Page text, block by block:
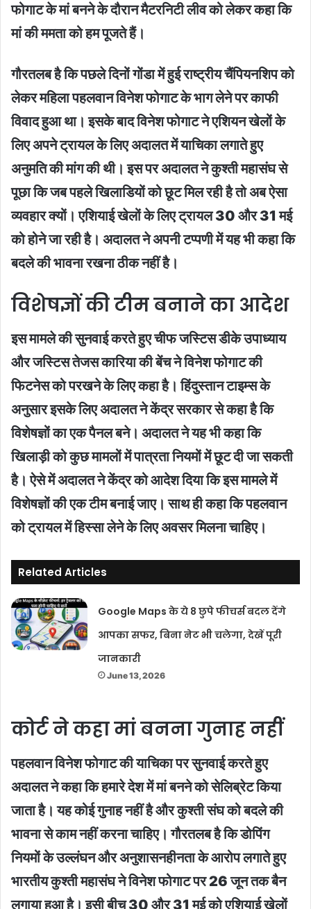
फोगाट के मां बनने के दौरान मैटरनिटी लीव को लेकर कहा कि
मां की ममता को हम पूजते हैं।
गौरतलब है कि पछले दिनों गोंडा में हुई राष्ट्रीय चैंपियनशिप को
लेकर महिला पहलवान विनेश फोगाट के भाग लेने पर काफी
विवाद हुआ था। इसके बाद विनेश फोगाट ने एशियन खेलों के
लिए अपने ट्रायल के लिए अदालत में याचिका लगाते हुए
अनुमति की मांग की थी। इस पर अदालत ने कुश्ती महासंघ से
पूछा कि जब पहले खिलाडियों को छूट मिल रही है तो अब ऐसा
व्यवहार क्यों। एशियाई खेलों के लिए ट्रायल 30 और 31 मई
को होने जा रही है। अदालत ने अपनी टप्पणी में यह भी कहा कि
बदले की भावना रखना ठीक नहीं है।
विशेषज्ञों की टीम बनाने का आदेश
इस मामले की सुनवाई करते हुए चीफ जस्टिस डीके उपाध्याय
और जस्टिस तेजस कारिया की बेंच ने विनेश फोगाट की
फिटनेस को परखने के लिए कहा है। हिंदुस्तान टाइम्स के
अनुसार इसके लिए अदालत ने केंद्र सरकार से कहा है कि
विशेषज्ञों का एक पैनल बने। अदालत ने यह भी कहा कि
खिलाड़ी को कुछ मामलों में पात्रता नियमों में छूट दी जा सकती
है। ऐसे में अदालत ने केंद्र को आदेश दिया कि इस मामले में
विशेषज्ञों की एक टीम बनाई जाए। साथ ही कहा कि पहलवान
को ट्रायल में हिस्सा लेने के लिए अवसर मिलना चाहिए।
Related Articles
Google Maps के ये 8 छुपे फीचर्स बदल देंगे
आपका सफर, बिना नेट भी चलेगा, देखें पूरी
जानकारी
June 13, 2026
कोर्ट ने कहा मां बनना गुनाह नहीं
पहलवान विनेश फोगाट की याचिका पर सुनवाई करते हुए
अदालत ने कहा कि हमारे देश में मां बनने को सेलिब्रेट किया
जाता है। यह कोई गुनाह नहीं है और कुश्ती संघ को बदले की
भावना से काम नहीं करना चाहिए। गौरतलब है कि डोपिंग
नियमों के उल्लंघन और अनुशासनहीनता के आरोप लगाते हुए
भारतीय कुश्ती महासंघ ने विनेश फोगाट पर 26 जून तक बैन
लगाया हुआ है। इसी बीच 30 और 31 मई को एशियाई खेलों